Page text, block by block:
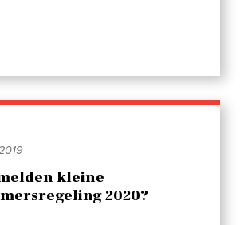
kleine
2020?